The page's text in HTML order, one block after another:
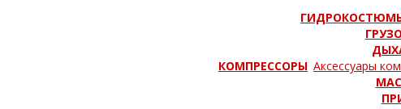
КОМПРЕССОРЫ Аксессуары